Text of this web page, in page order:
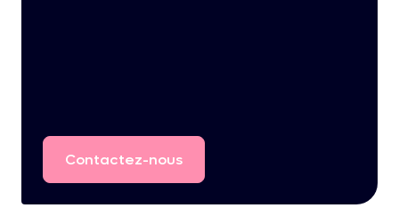
Contactez-nous